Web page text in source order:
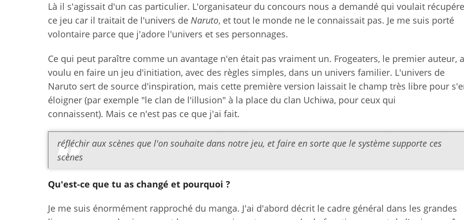
Là il s'agissait d'un cas particulier. L'organisateur du concours nous a demandé qui voulait
ce jeu car il traitait de l'univers de Naruto, et tout le monde ne le connaissait pas. Je me suis porté
volontaire parce que j'adore l'univers et ses personnages.
Ce qui peut paraître comme un avantage n'en était pas vraiment un. Frogeaters, le premier auteur, a
voulu en faire un jeu d'initiation, avec des règles simples, dans un univers familier. L'univers de
Naruto sert de source d'inspiration, mais cette première version laissait le champ très libre pour
éloigner (par exemple "le clan de l'illusion" à la place du clan Uchiwa, pour ceux qui
connaissent). Mais ce n'est pas ce que j'ai fait.
réfléchir aux scènes que l'on souhaite dans notre jeu, et faire en sorte que le système supporte ces
scènes
Qu'est-ce que tu as changé et pourquoi ?
Je me suis énormément rapproché du manga. J'ai d'abord décrit le cadre général dans les grandes